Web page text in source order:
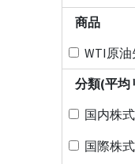
商品
WTI原油
分類(平均
国内株
国際株